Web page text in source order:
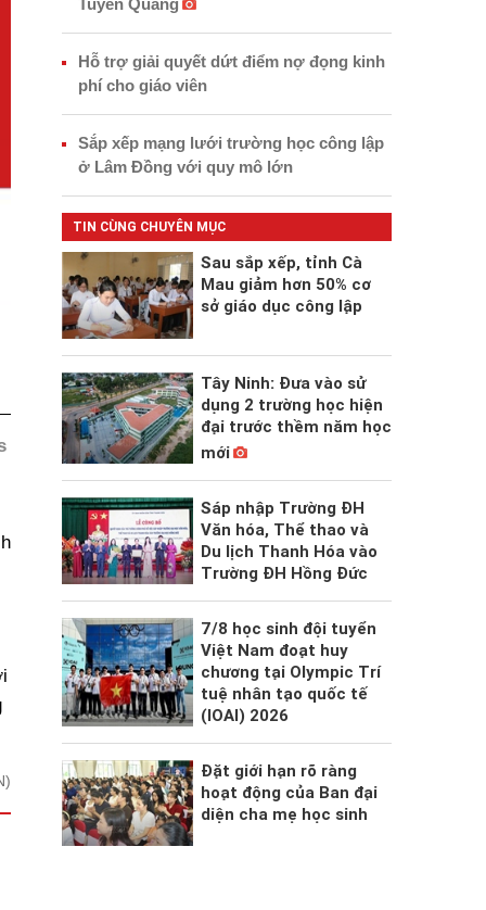
Tuyên Quang
Hỗ trợ giải quyết dứt điểm nợ đọng kinh
phí cho giáo viên
Sắp xếp mạng lưới trường học công lập
ở Lâm Đồng với quy mô lớn
TIN CÙNG CHUYÊN MỤC
Sau sắp xếp, tỉnh Cà
Mau giảm hơn 50% cơ
sở giáo dục công lập
Tây Ninh: Đưa vào sử
dụng 2 trường học hiện
đại trước thềm năm học
mới
Sáp nhập Trường ĐH
Văn hóa, Thể thao và
Du lịch Thanh Hóa vào
Trường ĐH Hồng Đức
7/8 học sinh đội tuyển
Việt Nam đoạt huy
chương tại Olympic Trí
tuệ nhân tạo quốc tế
(IOAI) 2026
Đặt giới hạn rõ ràng
hoạt động của Ban đại
diện cha mẹ học sinh